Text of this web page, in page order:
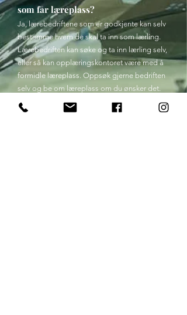
som får læreplass?
Ja, lærebedriftene som er godkjente kan selv
bestemme hvem de skal ta inn som lærling.
Lærebedriften kan søke og ta inn lærling selv,
eller så kan opplæringskontoret være med å
formidle læreplass. Oppsøk gjerne bedriften
selv og be om læreplass om du ønsker det.